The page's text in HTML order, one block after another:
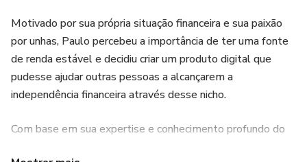
Motivado por sua própria situação financeira e sua paixão
por unhas, Paulo percebeu a importância de ter uma fonte
de renda estável e decidiu criar um produto digital que
pudesse ajudar outras pessoas a alcançarem a
independência financeira através desse nicho.
Com base em sua expertise e conhecimento profundo do